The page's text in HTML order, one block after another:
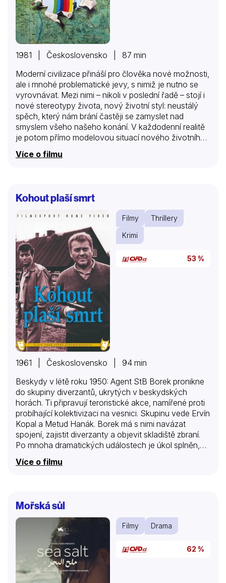
1981 | Československo | 87 min
Moderní civilizace přináší pro člověka nové možnosti,
ale i mnohé problematické jevy, s nimiž je nutno se
vyrovnávat. Mezi nimi – nikoli v poslední řadě – stojí i
nové stereotypy života, nový životní styl: neustálý
spěch, který nám brání častěji se zamyslet nad
smyslem všeho našeho konání. V každodenní realitě
je potom přímo modelovou situací nového životního
stylu využití volna o víkendu. V dramaturgické skupině
dr. Drahoslava Makovičky vznikl nový film Zelená
páteční odpoledne a formou mikropříběhů sestavují
mozaiku života Pražanů na sklonku týdne. Zaměřují
se na ty nejtypičtější příklady trávení volného času.
Některé postavy mají širší…
Více o filmu
Kohout plaší smrt
Filmy
Thrillery
Krimi
53 %
1961 | Československo | 94 min
Beskydy v létě roku 1950: Agent StB Borek pronikne
do skupiny diverzantů, ukrytých v beskydských
horách. Ti připravují teroristické akce, namířené proti
probíhající kolektivizaci na vesnici. Skupinu vede Ervín
Kopal a Metud Hanák. Borek má s nimi navázat
spojení, zajistit diverzanty a objevit skladiště zbraní.
Po mnoha dramatických událostech je úkol splněn,
Více o filmu
Mořská sůl
Filmy Drama
62 %